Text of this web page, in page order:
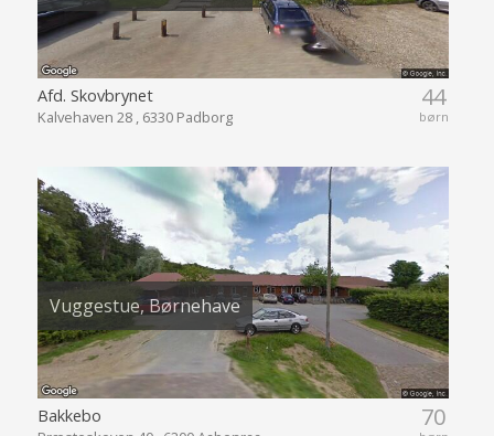
44
børn
Afd. Skovbrynet
Kalvehaven 28 , 6330 Padborg
Vuggestue, Børnehave
70
Bakkebo